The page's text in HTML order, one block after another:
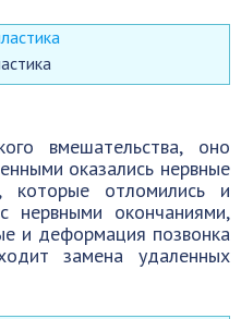
вмешательства, оно
оказались нервные
которые отломились и
нервными окончаниями,
и деформация позвонка
замена удаленных